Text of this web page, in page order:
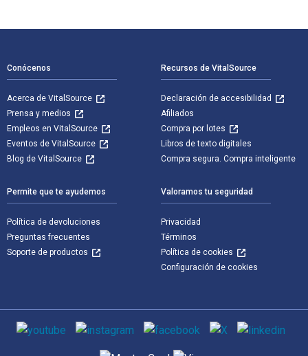
Conócenos
Acerca de VitalSource
Prensa y medios
Empleos en VitalSource
Eventos de VitalSource
Blog de VitalSource
Recursos de VitalSource
Declaración de accesibilidad
Afiliados
Compra por lotes
Libros de texto digitales
Compra segura. Compra inteligente
Permite que te ayudemos
Política de devoluciones
Preguntas frecuentes
Soporte de productos
Valoramos tu seguridad
Privacidad
Términos
Política de cookies
Configuración de cookies
Medios de comunicación social